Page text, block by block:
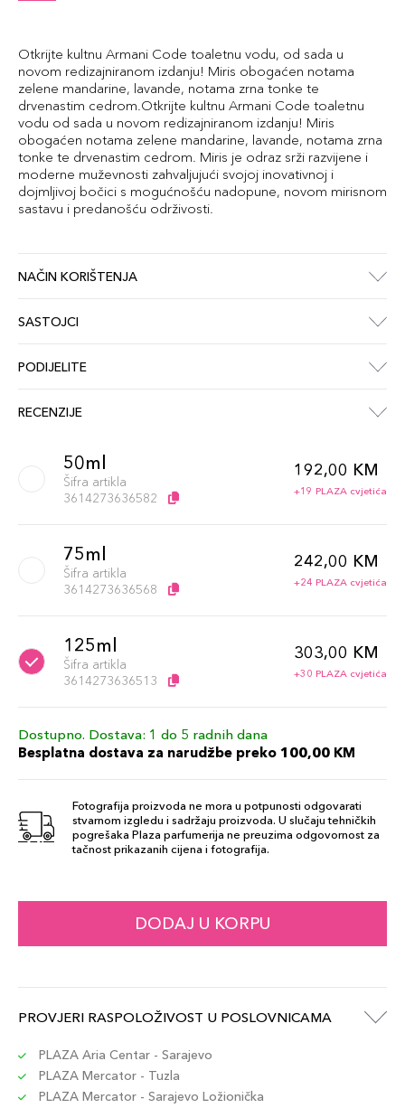
Otkrijte kultnu Armani Code toaletnu vodu, od sada u
novom redizajniranom izdanju! Miris obogaćen notama
zelene mandarine, lavande, notama zrna tonke te
drvenastim cedrom.Otkrijte kultnu Armani Code toaletnu
vodu od sada u novom redizajniranom izdanju! Miris
obogaćen notama zelene mandarine, lavande, notama zrna
tonke te drvenastim cedrom. Miris je odraz srži razvijene i
moderne muževnosti zahvaljujući svojoj inovativnoj i
dojmljivoj bočici s mogućnošću nadopune, novom mirisnom
sastavu i predanošću održivosti.
NAČIN KORIŠTENJA
SASTOJCI
PODIJELITE
RECENZIJE
50ml
Šifra artikla
3614273636582
192,00 KM
+19 PLAZA cvjetića
75ml
Šifra artikla
3614273636568
242,00 KM
+24 PLAZA cvjetića
125ml
Šifra artikla
3614273636513
303,00 KM
+30 PLAZA cvjetića
Dostupno. Dostava: 1 do 5 radnih dana
Besplatna dostava za narudžbe preko 100,00 KM
Fotografija proizvoda ne mora u potpunosti odgovarati
stvarnom izgledu i sadržaju proizvoda. U slučaju tehničkih
pogrešaka Plaza parfumerija ne preuzima odgovornost za
tačnost prikazanih cijena i fotografija.
DODAJ U KORPU
PROVJERI RASPOLOŽIVOST U POSLOVNICAMA
PLAZA Aria Centar - Sarajevo
PLAZA Mercator - Tuzla
PLAZA Mercator - Sarajevo Ložionička